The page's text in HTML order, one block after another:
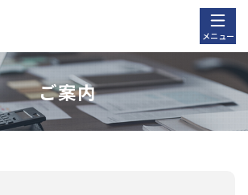
メニュー
ご案内